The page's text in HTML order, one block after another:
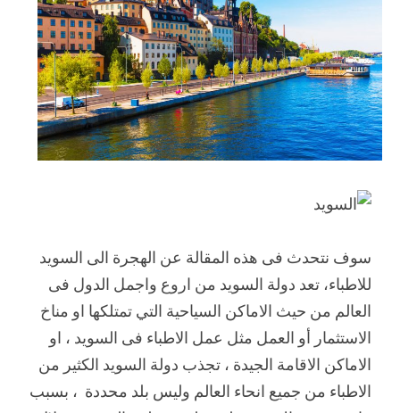
سوف نتحدث فى هذه المقالة عن الهجرة الى السويد
للاطباء، تعد دولة السويد من اروع واجمل الدول فى
العالم من حيث الاماكن السياحية التي تمتلكها او مناخ
الاستثمار أو العمل مثل عمل الاطباء فى السويد ، او
الاماكن الاقامة الجيدة ، تجذب دولة السويد الكثير من
الاطباء من جميع انحاء العالم وليس بلد محددة ، بسبب